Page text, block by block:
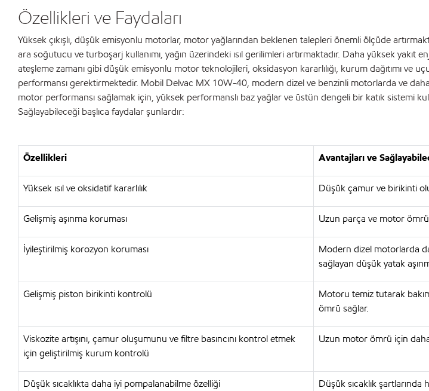
Özellikleri ve Faydaları
Yüksek çıkışlı, düşük emisyonlu motorlar, motor yağlarından beklenen talepleri önemli ölçüde
ara soğutucu ve turboşarj kullanımı, yağın üzerindeki ısıl gerilimleri artırmaktadır. Daha yüksek yakıt
ateşleme zamanı gibi düşük emisyonlu motor teknolojileri, oksidasyon kararlılığı, kurum dağıtımı ve
performansı gerektirmektedir. Mobil Delvac MX 10W-40, modern dizel ve benzinli motorlarda ve
motor performansı sağlamak için, yüksek performanslı baz yağlar ve üstün dengeli bir katık sistemi
Sağlayabileceği başlıca faydalar şunlardır:
Özellikleri Avantajları ve
Yüksek ısıl ve oksidatif kararlılık Düşük çamur ve birikinti
Gelişmiş aşınma koruması Uzun parça ve motor ömrü
İyileştirilmiş korozyon koruması
Modern dizel motorlarda
sağlayan düşük yatak
Gelişmiş piston birikinti kontrolü
Motoru temiz tutarak
ömrü sağlar.
Viskozite artışını, çamur oluşumunu ve filtre basıncını kontrol etmek
için geliştirilmiş kurum kontrolü
Uzun motor ömrü için
Düşük sıcaklıkta daha iyi pompalanabilme özelliği
Düşük sıcaklık şartlarında